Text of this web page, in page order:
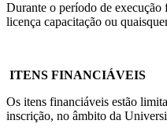
Durante o período de execução
licença capacitação ou
ITENS FINANCIÁVEIS
Os itens financiáveis estão
inscrição, no âmbito da